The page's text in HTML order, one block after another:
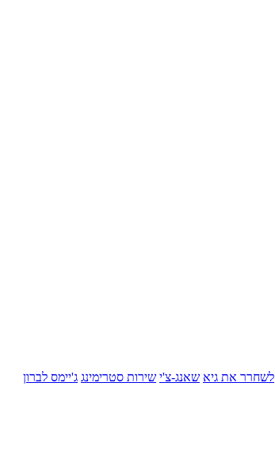
לשחרר את גיא שאנג-צ'י שירות סטרימינג ג'יימס לברון